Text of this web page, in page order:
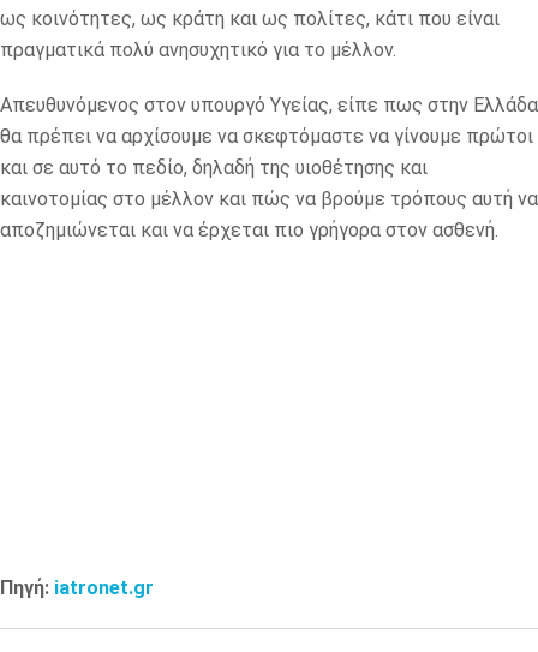
ως κοινότητες, ως κράτη και ως πολίτες, κάτι που είναι
πραγματικά πολύ ανησυχητικό για το μέλλον.
Απευθυνόμενος στον υπουργό Υγείας, είπε πως στην Ελλάδα
θα πρέπει να αρχίσουμε να σκεφτόμαστε να γίνουμε πρώτοι
και σε αυτό το πεδίο, δηλαδή της υιοθέτησης και
καινοτομίας στο μέλλον και πώς να βρούμε τρόπους αυτή να
αποζημιώνεται και να έρχεται πιο γρήγορα στον ασθενή.
Πηγή: iatronet.gr